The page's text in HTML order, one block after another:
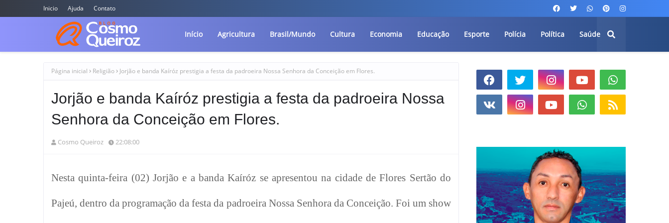
Inicio Ajuda Contato
Início Agricultura Brasil/Mundo Cultura Economia Educação Esporte Polícia Política Saúde
Página inicial Religião Jorjão e banda Kaíróz prestigia a festa da padroeira Nossa Senhora da Conceição em Flores.
Jorjão e banda Kaíróz prestigia a festa da padroeira Nossa
Senhora da Conceição em Flores.
Cosmo Queiroz 22:08:00
Nesta quinta-feira (02) Jorjão e a banda Kaíróz se apresentou na cidade de Flores Sertão do
Pajeú, dentro da programação da festa da padroeira Nossa Senhora da Conceição. Foi um show